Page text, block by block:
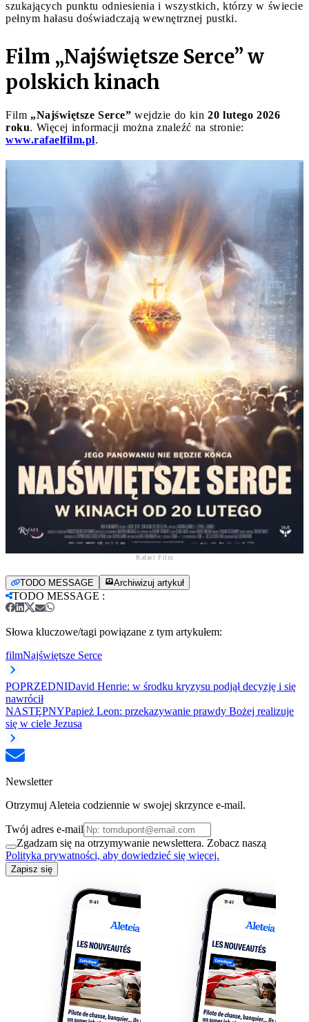
szukających punktu odniesienia i wszystkich, którzy w świecie
pełnym hałasu doświadczają wewnętrznej pustki.
Film „Najświętsze Serce” w
polskich kinach
Film „Najświętsze Serce” wejdzie do kin 20 lutego 2026
roku. Więcej informacji można znaleźć na stronie:
www.rafaelfilm.pl.
Rafael Film
TODO MESSAGE Archiwizuj artykuł
TODO MESSAGE :
Słowa kluczowe/tagi powiązane z tym artykułem:
filmNajświętsze Serce
POPRZEDNIDavid Henrie: w środku kryzysu podjął decyzję i się
nawrócił
NASTĘPNYPapież Leon: przekazywanie prawdy Bożej realizuje
się w ciele Jezusa
Newsletter
Otrzymuj Aleteia codziennie w swojej skrzynce e-mail.
Twój adres e-mail
Zgadzam się na otrzymywanie newslettera. Zobacz naszą
Polityka prywatności, aby dowiedzieć się więcej.
Zapisz się